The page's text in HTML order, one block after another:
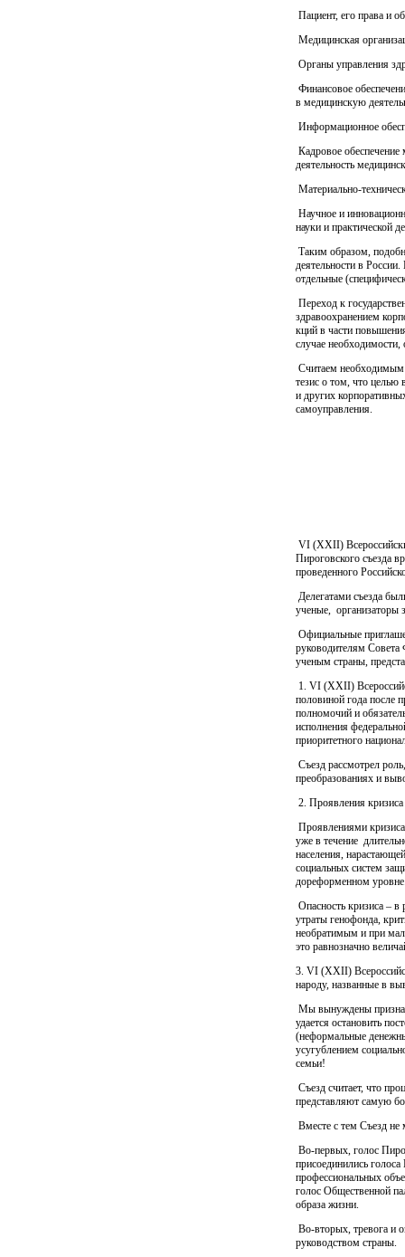
Пациент, его права и
Медицинская
Органы управления
Финансовое
в медицинскую
Информационное
Кадровое обеспечение
деятельность
Материально-
Научное и
науки и практической
Таким образом,
деятельности в
отдельные
Переход к
здравоохранением
к­ций в час­ти
случае необхо­ди­­мос­ти,
Считаем необходимым
тезис о том, что целью
и других
самоуправления.
VI (ХХII)
Пироговского съезда
проведенного
Делегатами съезда
ученые, организаторы
Официальные
руководителям
ученым страны,
1. VI (ХХII)
половиной года после
полномочий и
исполнения
приоритетного
Съезд рассмотрел
преобразованиях и
2. Проявления
Проявлениями
уже в течение
населения,
социальных систем
дореформенном
Опасность кризиса – в
утраты генофонда,
необратимым и при
это равнозначно
3. VI (ХХII)
народу, названные в
Мы вынуждены
удается остановить
(неформальные
усугублением
семьи!
Съезд считает, что
представляют самую
Вместе с тем Съезд не
Во-первых, голос
присоединились
профессиональных
голос Общественной
образа жизни.
Во-вторых, тревога и
руководством страны.